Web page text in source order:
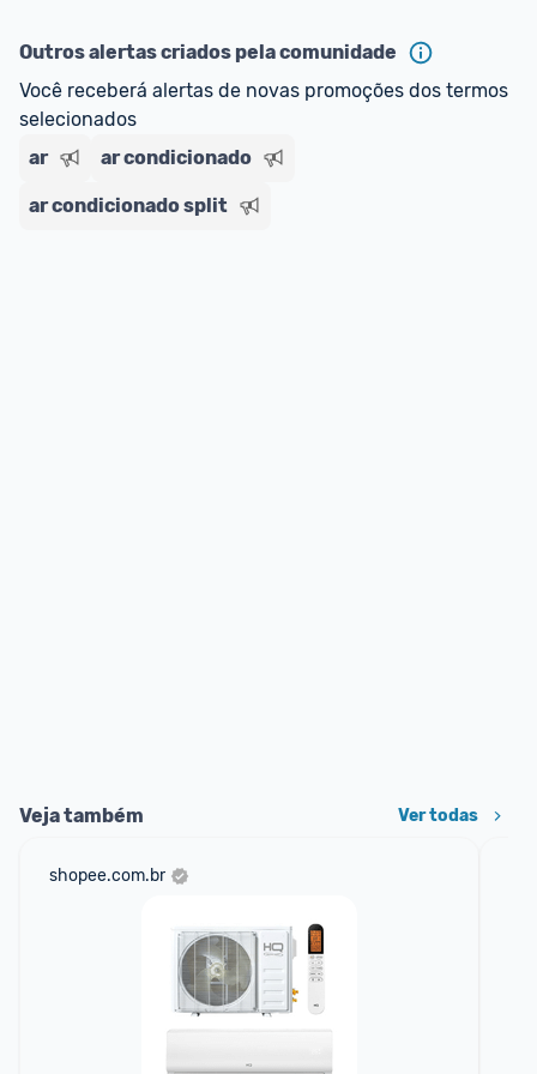
Outros alertas criados pela comunidade
Você receberá alertas de novas promoções dos termos
selecionados
ar
ar condicionado
ar condicionado split
Veja também Ver todas
shopee.com.br